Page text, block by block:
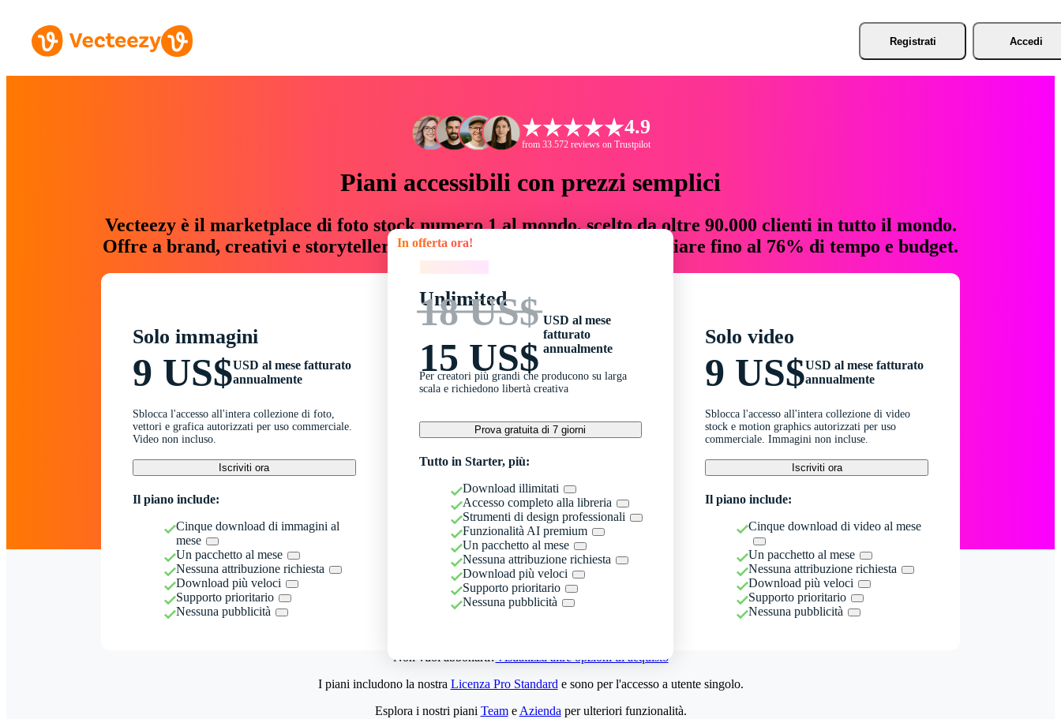
Registrati Accedi
4.9
from 33.572 reviews on Trustpilot
Piani accessibili con prezzi semplici
Vecteezy è il marketplace di foto stock numero 1 al mondo, scelto da oltre 90.000 clienti in tutto il mondo.
Offre a brand, creativi e storyteller risorse creative che fanno risparmiare fino al 76% di tempo e budget.
Solo immagini
9 US$USD al mese fatturato
annualmente
Sblocca l'accesso all'intera collezione di foto,
vettori e grafica autorizzati per uso commerciale.
Video non incluso.
Iscriviti ora
Il piano include:
Cinque download di immagini al
mese
Un pacchetto al mese
Nessuna attribuzione richiesta
Download più veloci
Supporto prioritario
Nessuna pubblicità
In offerta ora!
Unlimited
18 US$
15 US$
USD al mese
fatturato
annualmente
Per creatori più grandi che producono su larga
scala e richiedono libertà creativa
Prova gratuita di 7 giorni
Tutto in Starter, più:
Download illimitati
Accesso completo alla libreria
Strumenti di design professionali
Funzionalità AI premium
Un pacchetto al mese
Nessuna attribuzione richiesta
Download più veloci
Supporto prioritario
Nessuna pubblicità
Solo video
9 US$USD al mese fatturato
annualmente
Sblocca l'accesso all'intera collezione di video
stock e motion graphics autorizzati per uso
commerciale. Immagini non incluse.
Iscriviti ora
Il piano include:
Cinque download di video al mese
Un pacchetto al mese
Nessuna attribuzione richiesta
Download più veloci
Supporto prioritario
Nessuna pubblicità
Non vuoi abbonarti?Visualizza altre opzioni di acquisto
I piani includono la nostra Licenza Pro Standard e sono per l'accesso a utente singolo.
Esplora i nostri piani Teame Azienda per ulteriori funzionalità.